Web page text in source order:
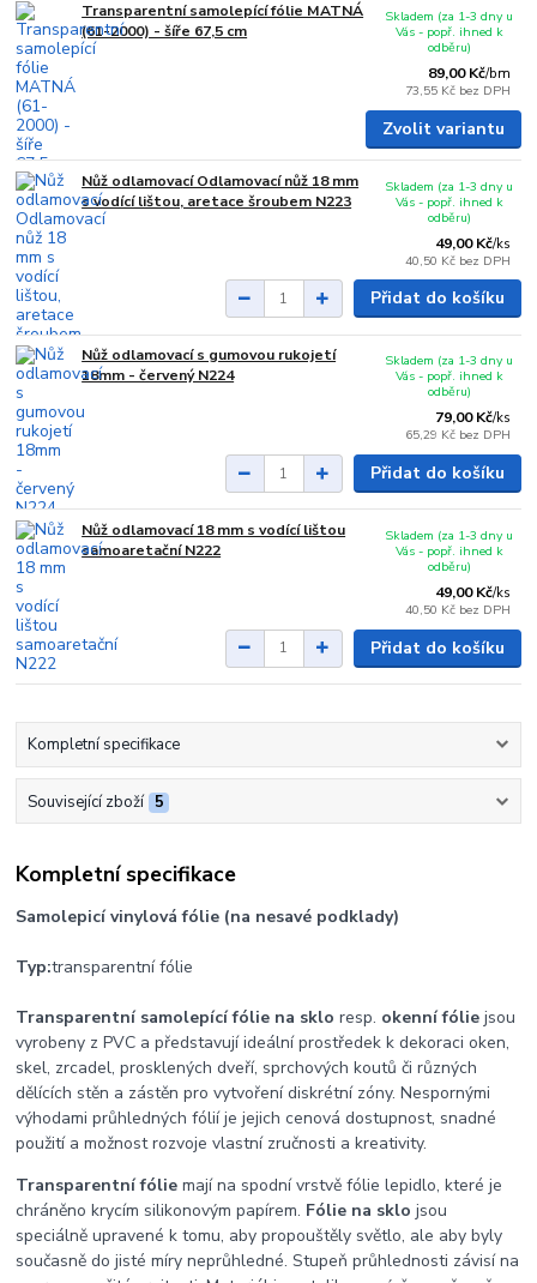
Transparentní samolepící fólie MATNÁ
(61-2000) - šíře 67,5 cm
89,00 Kč/bm
73,55 Kč bez DPH
Skladem (za 1-3 dny u
Vás - popř. ihned k
odběru)
Zvolit variantu
Nůž odlamovací Odlamovací nůž 18 mm
s vodící lištou, aretace šroubem N223
49,00 Kč/ks
40,50 Kč bez DPH
Skladem (za 1-3 dny u
Vás - popř. ihned k
odběru)
Přidat do košíku
Nůž odlamovací s gumovou rukojetí
18mm - červený N224
79,00 Kč/ks
65,29 Kč bez DPH
Skladem (za 1-3 dny u
Vás - popř. ihned k
odběru)
Přidat do košíku
Nůž odlamovací 18 mm s vodící lištou
samoaretační N222
49,00 Kč/ks
40,50 Kč bez DPH
Skladem (za 1-3 dny u
Vás - popř. ihned k
odběru)
Přidat do košíku
Kompletní specifikace
Související zboží 5
Kompletní specifikace
Samolepicí vinylová fólie (na nesavé podklady)
Typ:transparentní fólie
Transparentní samolepící fólie na skloresp. okenní fólie jsou
vyrobeny z PVC a představují ideální prostředek k dekoraci oken,
skel, zrcadel, prosklených dveří, sprchových koutů či různých
dělících stěn a zástěn pro vytvoření diskrétní zóny. Nespornými
výhodami průhledných fólií je jejich cenová dostupnost, snadné
použití a možnost rozvoje vlastní zručnosti a kreativity.
Transparentní fólie mají na spodní vrstvě fólie lepidlo, které je
chráněno krycím silikonovým papírem. Fólie na sklo jsou
speciálně upravené k tomu, aby propouštěly světlo, ale aby byly
současně do jisté míry neprůhledné. Stupeň průhlednosti závisí na